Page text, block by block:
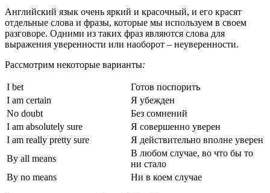
Английский язык очень яркий и красочный, и его красят
отдельные слова и фразы, которые мы используем в своем
разговоре. Одними из таких фраз являются слова для
выражения уверенности или наоборот – неуверенности.
Рассмотрим некоторые варианты:
I bet
Готов поспорить
I am certain
Я убежден
No doubt
Без сомнений
I am absolutely sure
Я совершенно уверен
I am really pretty sure
Я действительно вполне уверен
By all means
В любом случае, во что бы то
ни стало
By no means
Ни в коем случае